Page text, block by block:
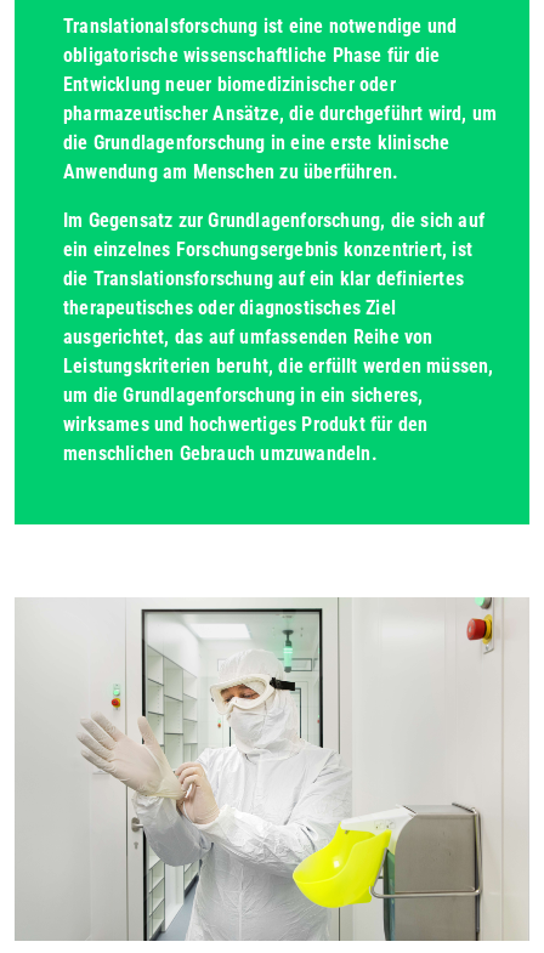
Translationalsforschung ist eine notwendige und
obligatorische wissenschaftliche Phase für die
Entwicklung neuer biomedizinischer oder
pharmazeutischer Ansätze, die durchgeführt wird, um
die Grundlagenforschung in eine erste klinische
Anwendung am Menschen zu überführen.
Im Gegensatz zur Grundlagenforschung, die sich auf
ein einzelnes Forschungsergebnis konzentriert, ist
die Translationsforschung auf ein klar definiertes
therapeutisches oder diagnostisches Ziel
ausgerichtet, das auf umfassenden Reihe von
Leistungskriterien beruht, die erfüllt werden müssen,
um die Grundlagenforschung in ein sicheres,
wirksames und hochwertiges Produkt für den
menschlichen Gebrauch umzuwandeln.